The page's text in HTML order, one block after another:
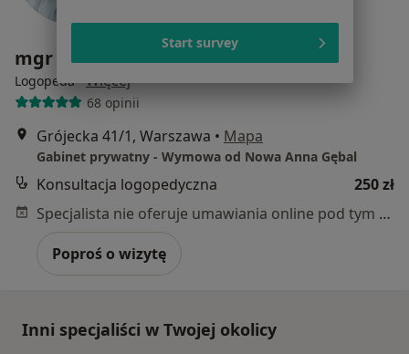
mgr Anna Gębal-Moura
Logopeda·Więcej
68 opinii
Grójecka 41/1, Warszawa • Mapa
Gabinet prywatny - Wymowa od Nowa Anna Gębal
Konsultacja logopedyczna
250 zł
Specjalista nie oferuje umawiania online pod tym adresem.
Poproś o wizytę
Inni specjaliści w Twojej okolicy
Start survey